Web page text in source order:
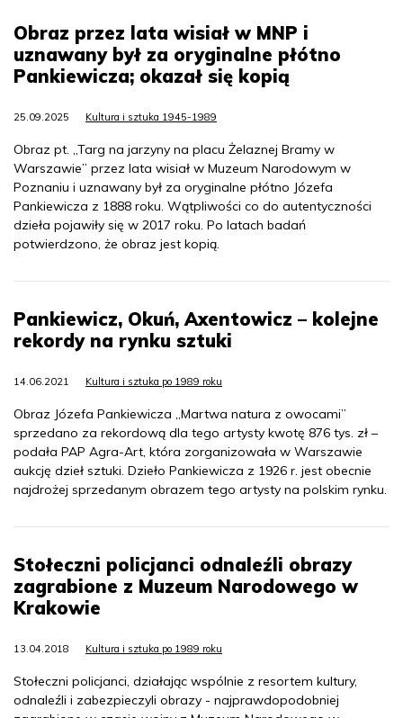
Obraz przez lata wisiał w MNP i
uznawany był za oryginalne płótno
Pankiewicza; okazał się kopią
25.09.2025 Kultura i sztuka 1945-1989
Obraz pt. „Targ na jarzyny na placu Żelaznej Bramy w
Warszawie” przez lata wisiał w Muzeum Narodowym w
Poznaniu i uznawany był za oryginalne płótno Józefa
Pankiewicza z 1888 roku. Wątpliwości co do autentyczności
dzieła pojawiły się w 2017 roku. Po latach badań
potwierdzono, że obraz jest kopią.
Pankiewicz, Okuń, Axentowicz – kolejne
rekordy na rynku sztuki
14.06.2021 Kultura i sztuka po 1989 roku
Obraz Józefa Pankiewicza „Martwa natura z owocami”
sprzedano za rekordową dla tego artysty kwotę 876 tys. zł –
podała PAP Agra-Art, która zorganizowała w Warszawie
aukcję dzieł sztuki. Dzieło Pankiewicza z 1926 r. jest obecnie
najdrożej sprzedanym obrazem tego artysty na polskim rynku.
Stołeczni policjanci odnaleźli obrazy
zagrabione z Muzeum Narodowego w
Krakowie
13.04.2018 Kultura i sztuka po 1989 roku
Stołeczni policjanci, działając wspólnie z resortem kultury,
odnaleźli i zabezpieczyli obrazy - najprawdopodobniej